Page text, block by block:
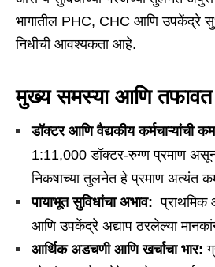
भागातील PHC, CHC आणि उपकेंद्रे
निधीची आवश्यकता आहे.
मुख्य समस्या आणि तफावत
डॉक्टर आणि वैद्यकीय कर्मचाऱ्यांची
1:11,000 डॉक्टर-रुग्ण प्रमाण
निकषाच्या तुलनेत हे प्रमाण अत्यंत
पायाभूत सुविधांचा अभाव: प्राथमिक
आणि उपकेंद्रे अद्याप ठरलेल्या
आर्थिक अडचणी आणि खर्चाचा भार: